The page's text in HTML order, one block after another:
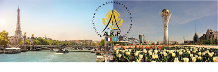
Skip
content